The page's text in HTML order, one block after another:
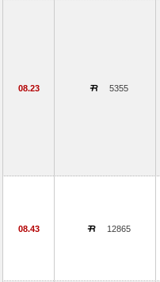
08.23 5355
08.43 12865